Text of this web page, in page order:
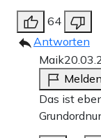
64
Antworten
Maik
Melden
Das ist